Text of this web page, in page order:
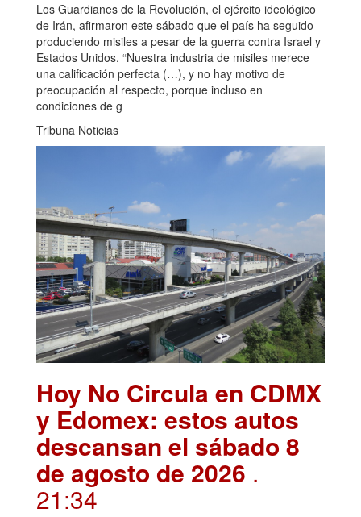
Los Guardianes de la Revolución, el ejército ideológico
de Irán, afirmaron este sábado que el país ha seguido
produciendo misiles a pesar de la guerra contra Israel y
Estados Unidos. “Nuestra industria de misiles merece
una calificación perfecta (…), y no hay motivo de
preocupación al respecto, porque incluso en
condiciones de g
Tribuna Noticias
Hoy No Circula en CDMX
y Edomex: estos autos
descansan el sábado 8
de agosto de 2026 .
21:34